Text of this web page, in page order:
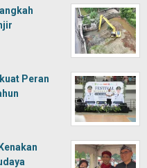
Peran